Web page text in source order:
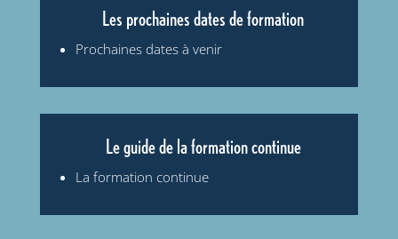
Les prochaines dates de formation
Prochaines dates à venir
Le guide de la formation continue
La formation continue